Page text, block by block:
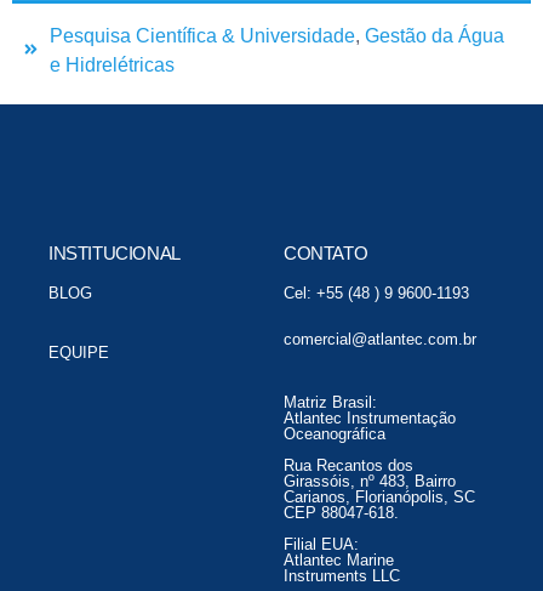
Pesquisa Científica & Universidade,Gestão da Água
e Hidrelétricas
INSTITUCIONAL
BLOG
EQUIPE
CONTATO
Cel: +55 (48 ) 9 9600-1193
comercial@atlantec.com.br
Matriz Brasil:
Atlantec Instrumentação
Oceanográfica
Rua Recantos dos
Girassóis, nº 483, Bairro
Carianos, Florianópolis, SC
CEP 88047-618.
Filial EUA:
Atlantec Marine
Instruments LLC